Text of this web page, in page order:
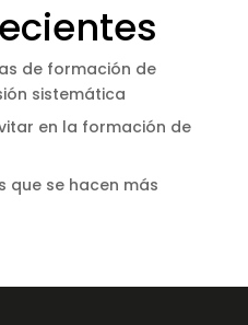
de formación de
sistemática
en la formación de
que se hacen más